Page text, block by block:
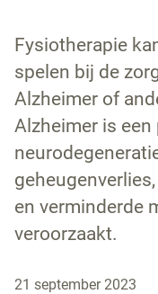
Fysiotherapie
spelen bij de
Alzheimer of
Alzheimer is
en verminderde
veroorzaakt.
21 september 2023